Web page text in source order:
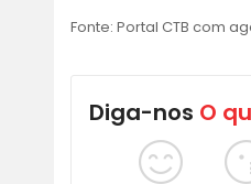
Fonte: Portal CTB com
Diga-nos O